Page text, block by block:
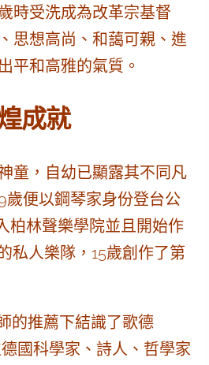
時受洗成為改革宗基督
思想高尚、和藹可親、進
平和高雅的氣質。
成就
童，自幼已顯露其不同凡
歲便以鋼琴家身份登台公
柏林聲樂學院並且開始作
私人樂隊，15歲創作了第
的推薦下結識了歌德
國科學家、詩人、哲學家